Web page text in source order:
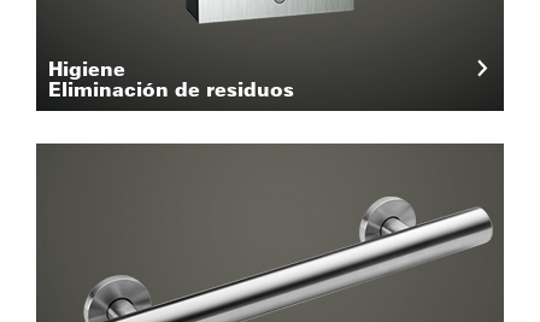
Higiene
Eliminación de residuos